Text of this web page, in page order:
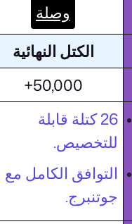
وصلة
الكتل النهائية
50,000+
26 كتلة قابلة
للتخصيص.
التوافق الكامل مع
جوتنبرج.